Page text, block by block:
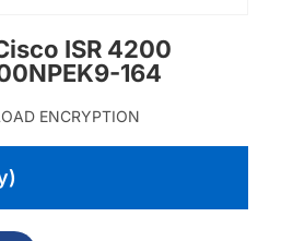
ISR 4200
164
ENCRYPTION